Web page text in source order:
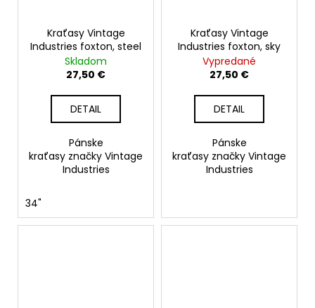
Kraťasy Vintage
Industries foxton, steel
Skladom
27,50 €
DETAIL
Pánske
kraťasy značky Vintage
Industries
34"
Kraťasy Vintage
Industries foxton, sky
Vypredané
27,50 €
DETAIL
Pánske
kraťasy značky Vintage
Industries